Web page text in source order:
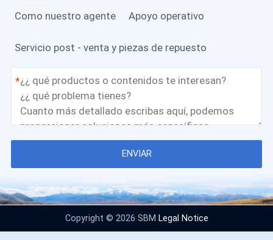
Como nuestro agente Apoyo operativo
Servicio post - venta y piezas de repuesto
*
ENVIAR
Copyright © 2026 SBM Legal Notice